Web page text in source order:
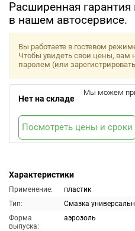
Расширенная гарантия
в нашем автосервисе.
Характеристики
Применение:
пластик
Тип:
Смазка
Форма
выпуска:
аэрозоль
Вы работаете в гостевом
Чтобы увидеть свои цены, вам
паролем (или
Нет на складе
Мы можем
Посмотреть цены и сроки